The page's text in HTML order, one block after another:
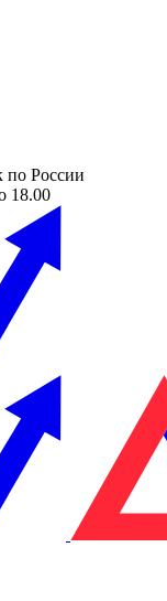
по России
18.00